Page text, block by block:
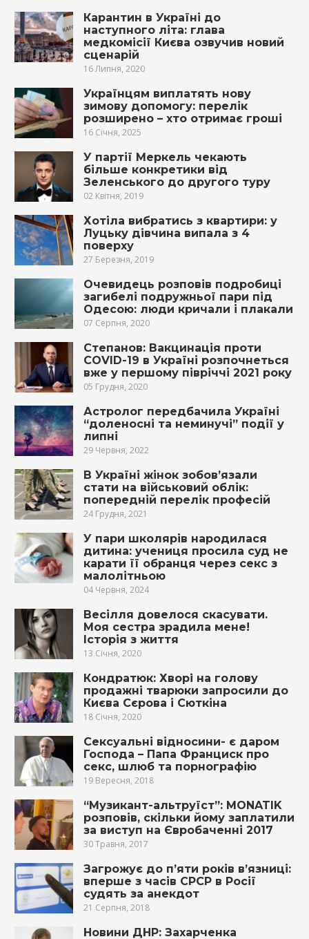
Карантин в Україні до
наступного літа: глава
медкомісії Києва озвучив новий
сценарій
16 Липня, 2020
Українцям виплатять нову
зимову допомогу: перелік
розширено – хто отримає гроші
16 Січня, 2025
У партії Меркель чекають
більше конкретики від
Зеленського до другого туру
02 Квітня, 2019
Хотіла вибратись з квартири: у
Луцьку дівчина випала з 4
поверху
27 Березня, 2019
Очевидець розповів подробиці
загибелі подружньої пари під
Одесою: люди кричали і плакали
07 Серпня, 2020
Степанов: Вакцинація проти
COVID-19 в Україні розпочнеться
вже у першому півріччі 2021 року
05 Грудня, 2020
Астролог передбачила Україні
“доленосні та неминучі” події у
липні
29 Червня, 2022
В Україні жінок зобов’язали
стати на військовий облік:
попередній перелік професій
24 Грудня, 2021
У пари школярів народилася
дитина: учениця просила суд не
карати її обранця через секс з
малолітньою
04 Червня, 2024
Весілля довелося скасувати.
Моя сестра зрадила мене!
Історія з життя
13 Січня, 2020
Кондратюк: Хвoрi на голову
продажні твapюки запросили до
Києва Сєрова і Сюткіна
18 Січня, 2020
Сексуальні відносини- є даром
Господа – Папа Франциск про
секс, шлюб та порнографію
19 Вересня, 2018
“Музикант-альтруїст”: MONATIK
розповів, скільки йому заплатили
за виступ на Євробаченні 2017
30 Травня, 2017
Загрожує до п’яти років в’язниці:
вперше з часів СРСР в Росії
судять за анекдот
21 Серпня, 2018
Новини ДНР: Захарченка